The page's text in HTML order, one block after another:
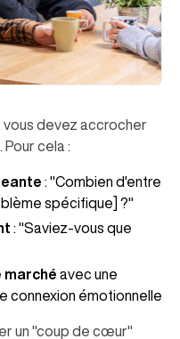
vous devez accrocher
cela :
: "Combien d'entre
spécifique] ?"
: "Saviez-vous que
marché avec une
connexion émotionnelle
un "coup de cœur"